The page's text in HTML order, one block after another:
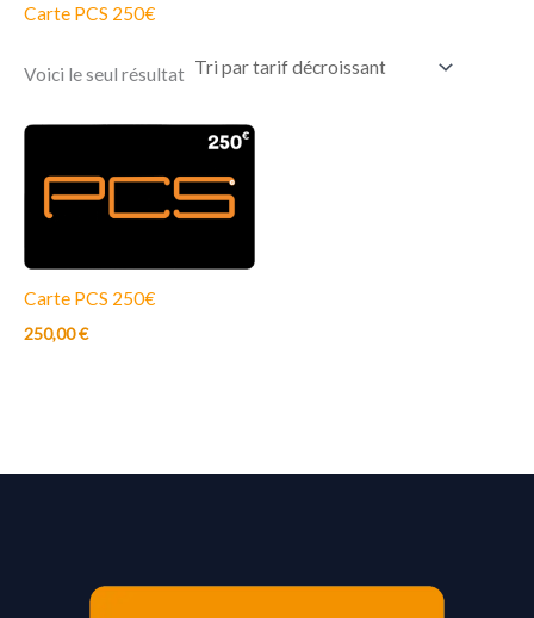
Carte PCS 250€
Voici le seul résultat
Carte PCS 250€
250,00€